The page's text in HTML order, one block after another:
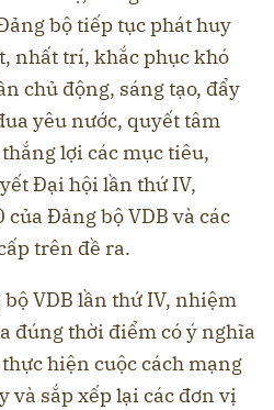
bộ tiếp tục phát huy
nhất trí, khắc phục khó
chủ động, sáng tạo, đẩy
yêu nước, quyết tâm
lợi các mục tiêu,
Đại hội lần thứ IV,
Đảng bộ VDB và các
trên đề ra.
VDB lần thứ IV, nhiệm
đúng thời điểm có ý nghĩa
hiện cuộc cách mạng
và sắp xếp lại các đơn vị